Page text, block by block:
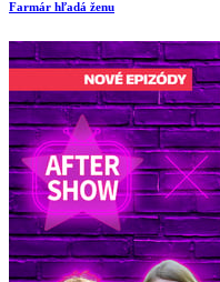
Farmár hľadá ženu